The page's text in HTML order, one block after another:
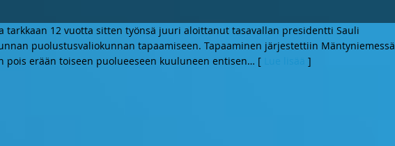
tarkkaan 12 vuotta sitten työnsä juuri aloittanut tasavallan presidentti Sauli
puolustusvaliokunnan tapaamiseen. Tapaaminen järjestettiin Mäntyniemessä
pois erään toiseen puolueeseen kuuluneen entisen… [ ]